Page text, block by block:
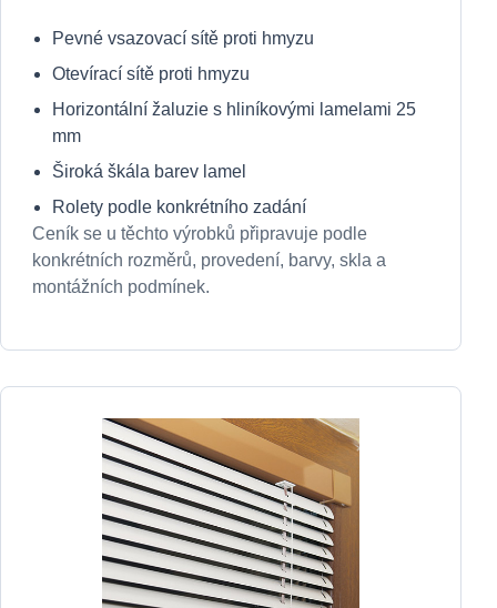
Pevné vsazovací sítě proti hmyzu
Otevírací sítě proti hmyzu
Horizontální žaluzie s hliníkovými lamelami 25
mm
Široká škála barev lamel
Rolety podle konkrétního zadání
Ceník se u těchto výrobků připravuje podle
konkrétních rozměrů, provedení, barvy, skla a
montážních podmínek.